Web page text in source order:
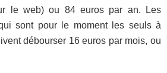
le web) ou 84 euros par an. Les
sont pour le moment les seuls à
débourser 16 euros par mois, ou